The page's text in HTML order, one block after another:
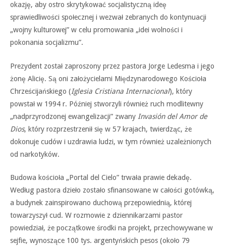
okazję, aby ostro skrytykować socjalistyczną ideę
sprawiedliwości społecznej i wezwał zebranych do kontynuacji
„wojny kulturowej” w celu promowania „idei wolności i
pokonania socjalizmu”.
Prezydent został zaproszony przez pastora Jorge Ledesma i jego
żonę Alicię. Są oni założycielami Międzynarodowego Kościoła
Chrześcijańskiego (Iglesia Cristiana Internacional), który
powstał w 1994 r. Później stworzyli również ruch modlitewny
„nadprzyrodzonej ewangelizacji” zwany Invasión del Amor de
Dios, który rozprzestrzenił się w 57 krajach, twierdząc, że
dokonuje cudów i uzdrawia ludzi, w tym również uzależnionych
od narkotyków.
Budowa kościoła „Portal del Cielo” trwała prawie dekadę.
Według pastora dzieło zostało sfinansowane w całości gotówką,
a budynek zainspirowano duchową przepowiednią, której
towarzyszył cud. W rozmowie z dziennikarzami pastor
powiedział, że początkowe środki na projekt, przechowywane w
sejfie, wynoszące 100 tys. argentyńskich pesos (około 79